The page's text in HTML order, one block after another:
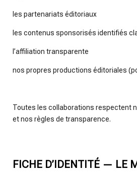
les partenariats éditoriaux
les contenus sponsorisés identifiés
l’affiliation transparente
nos propres productions éditoriales
Toutes les collaborations respectent
et nos règles de transparence.
FICHE D’IDENTITÉ — LE